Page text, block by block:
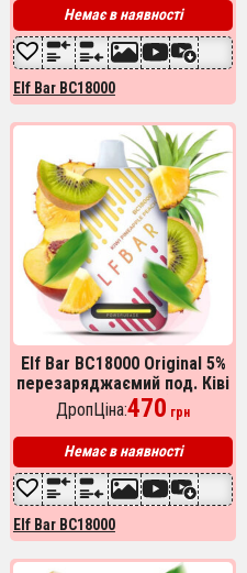
Немає в наявності
Elf Bar BC18000
Elf Bar BC18000 Original 5%
перезаряджаємий под. Ківі
Ананас Персік (Kiwi
Pineapple Peach)
ДропЦіна:470 грн
Немає в наявності
Elf Bar BC18000